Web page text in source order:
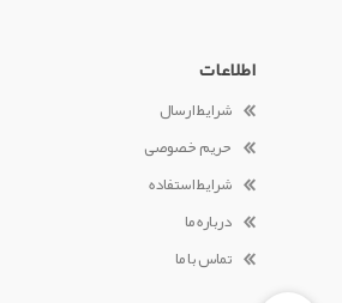
اطلاعات
شرایط ارسال
حریم خصوصی
شرایط استفاده
درباره ما
تماس با ما